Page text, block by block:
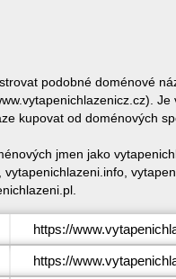
podobné doménové
Je
kupovat od doménových
jmen jako
https://
https://